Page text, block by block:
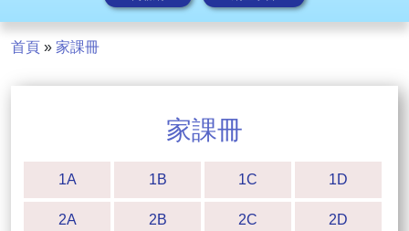
首頁 » 家課冊
家課冊
1A 1B 1C 1D
2A 2B 2C 2D